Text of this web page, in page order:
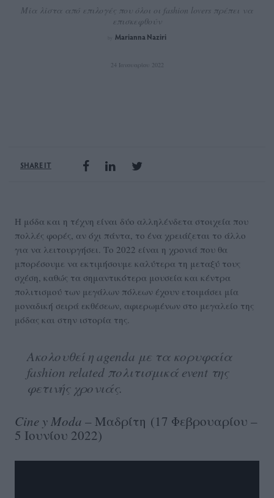
Μία λίστα από επιλογές που όλοι οι fashion lovers πρέπει να
επισκεφθούν
Marianna Naziri
24 Ιανουαρίου 2022
SHARE IT
Η μόδα και η τέχνη είναι δύο αλληλένδετα στοιχεία που
πολλές φορές, αν όχι πάντα, το ένα χρειάζεται το άλλο
για να λειτουργήσει. Το 2022 είναι η χρονιά που θα
μπορέσουμε να εκτιμήσουμε καλύτερα τη μεταξύ τους
σχέση, καθώς τα σημαντικότερα μουσεία και κέντρα
πολιτισμού των μεγάλων πόλεων έχουν ετοιμάσει μία
μοναδική σειρά εκθέσεων, αφιερωμένων στο μεγαλείο της
μόδας και στην ιστορία της.
Ακολουθεί η agenda με τα κορυφαία
fashion related πολιτισμικά event της
φετινής χρονιάς.
Cine yModa – Μαδρίτη (17 Φεβρουαρίου –
5 Ιουνίου 2022)